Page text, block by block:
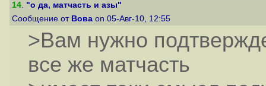
14. "о да, матчасть и азы"
Сообщение от Вова on 05-Авг-10, 12:55
>Вам нужно
все же матчасть